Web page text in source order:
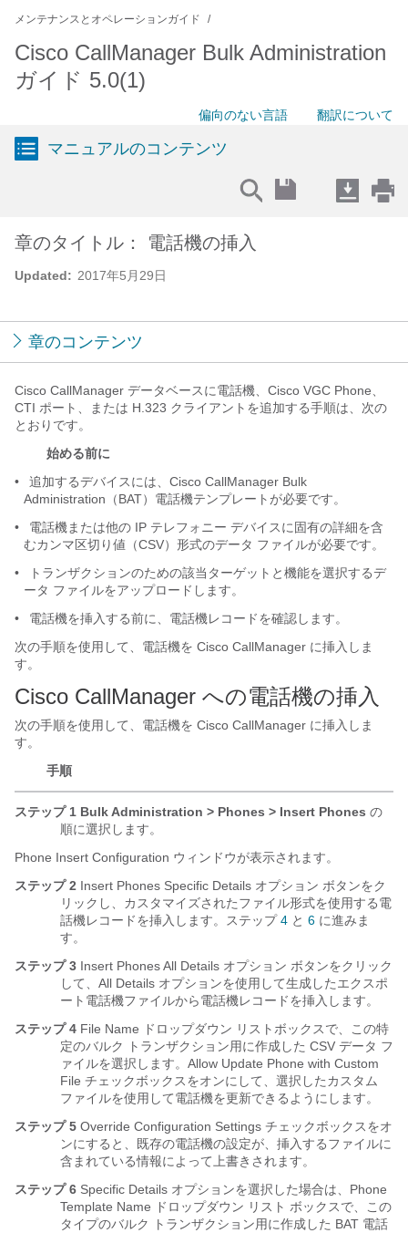
メンテナンスとオペレーションガイド
Cisco CallManager Bulk Administration
ガイド 5.0(1)
偏向のない言語 翻訳について
マニュアルのコンテンツ
Updated: 2017年5月29日
章のタイトル： 電話機の挿入
章のコンテンツ
Cisco CallManager データベースに電話機、Cisco VGC Phone、
CTI ポート、または H.323 クライアントを追加する手順は、次の
とおりです。
始める前に
•
追加するデバイスには、Cisco CallManager Bulk
Administration（BAT）電話機テンプレートが必要です。
•
電話機または他の IP テレフォニー デバイスに固有の詳細を含
むカンマ区切り値（CSV）形式のデータ ファイルが必要です。
•
トランザクションのための該当ターゲットと機能を選択するデ
ータ ファイルをアップロードします。
•
電話機を挿入する前に、電話機レコードを確認します。
次の手順を使用して、電話機を Cisco CallManager に挿入しま
す。
Cisco CallManager への電話機の挿入
次の手順を使用して、電話機を Cisco CallManager に挿入しま
す。
手順
ステップ 1 Bulk Administration > Phones > Insert Phones の
順に選択します。
Phone Insert Configuration ウィンドウが表示されます。
ステップ 2 Insert Phones Specific Details オプション ボタンをク
リックし、カスタマイズされたファイル形式を使用する電
話機レコードを挿入します。ステップ4 と 6 に進みま
す。
ステップ 3 Insert Phones All Details オプション ボタンをクリック
して、All Details オプションを使用して生成したエクスポ
ート電話機ファイルから電話機レコードを挿入します。
ステップ 4 File Name ドロップダウン リストボックスで、この特
定のバルク トランザクション用に作成した CSV データ フ
ァイルを選択します。Allow Update Phone with Custom
File チェックボックスをオンにして、選択したカスタム
ファイルを使用して電話機を更新できるようにします。
ステップ 5 Override Configuration Settings チェックボックスをオ
ンにすると、既存の電話機の設定が、挿入するファイルに
含まれている情報によって上書きされます。
ステップ 6 Specific Details オプションを選択した場合は、 Phone
Template Name ドロップダウン リスト ボックスで、この
タイプのバルク トランザクション用に作成した BAT 電話